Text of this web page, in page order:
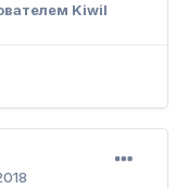
Kiwil